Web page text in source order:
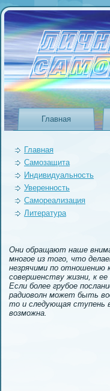
Главная
Главная
Самозащита
Индивидуальность
Уверeнность
Самореализация
Литература
Они обращают наше
многое из того, что
незрячими по отношению
совершенству жизни, к ее
Если более грубое
радиоволн может быть
то и следующая ступень
возможна.